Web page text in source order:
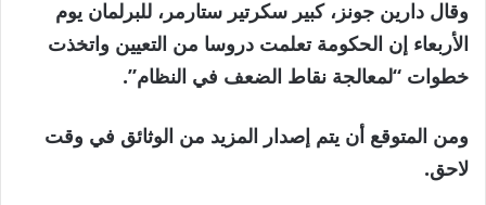
وقال دارين جونز، كبير سكرتير ستارمر، للبرلمان يوم
الأربعاء إن الحكومة تعلمت دروسا من التعيين واتخذت
خطوات “لمعالجة نقاط الضعف في النظام”.
ومن المتوقع أن يتم إصدار المزيد من الوثائق في وقت
لاحق.